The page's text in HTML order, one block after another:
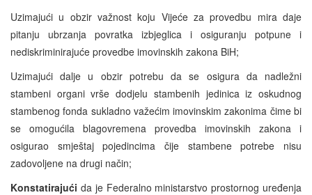
Uzimajući u obzir važnost koju Vijeće za provedbu mira daje
pitanju ubrzanja povratka izbjeglica i osiguranju potpune i
nediskriminirajuće provedbe imovinskih zakona BiH;
Uzimajući dalje u obzir potrebu da se osigura da nadležni
stambeni organi vrše dodjelu stambenih jedinica iz oskudnog
stambenog fonda sukladno važećim imovinskim zakonima čime bi
se omogućila blagovremena provedba imovinskih zakona i
osigurao smještaj pojedincima čije stambene potrebe nisu
zadovoljene na drugi način;
Konstatirajući da je Federalno ministarstvo prostornog uređenja